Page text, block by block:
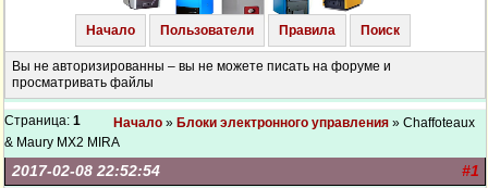
Начало Пользователи Правила Поиск
Вы не авторизированны – вы не можете писать на форуме и
просматривать файлы
Страница: 1 Начало » Блоки электронного управления » Chaffoteaux
& Maury MX2 MIRA
#1
2017-02-08 22:52:54